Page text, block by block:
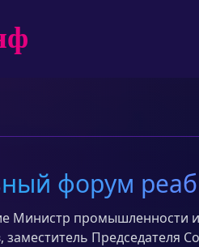
форум
Министр промышленности
Председателя